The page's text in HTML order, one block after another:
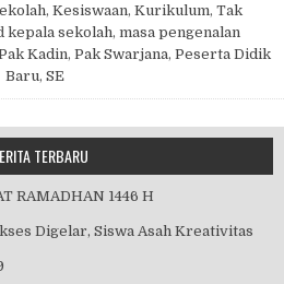
, Kesiswaan, Kurikulum, Tak
kepala sekolah, masa pengenalan
Kadin, Pak Swarjana, Peserta Didik
Baru, SE
TERBARU
RAMADHAN 1446 H
Digelar, Siswa Asah Kreativitas